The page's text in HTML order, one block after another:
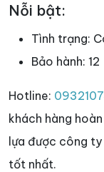
Nỗi bật:
Tình trạng:
Bảo hành: 12
Hotline:
khách hàng
lựa được công
tốt nhất.